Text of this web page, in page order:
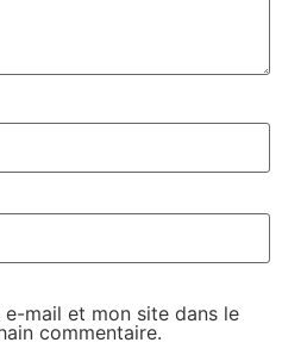
mail et mon site dans le
commentaire.